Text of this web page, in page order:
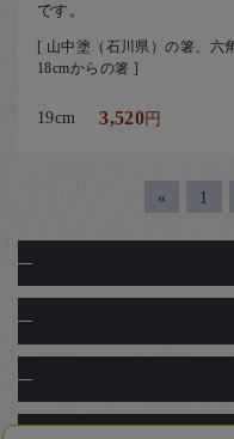
です。
[ 山中塗（石川県）の箸、六
18cmからの箸 ]
19cm 3,520円
« 1